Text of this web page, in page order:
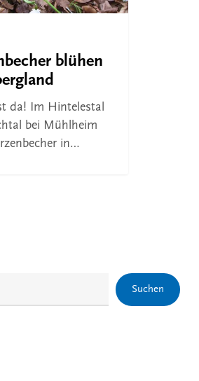
blühen
da! Im Hintelestal
bei Mühlheim
in…
Suchen